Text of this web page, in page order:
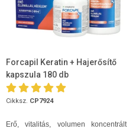
Forcapil Keratin + Hajerősítő
kapszula 180 db
Cikksz. CP7924
Erő, vitalitás, volumen koncentrált